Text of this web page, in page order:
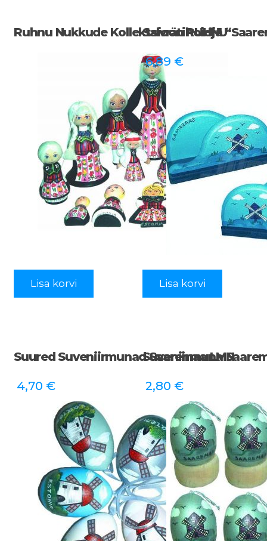
Ruhnu Nukkude Kollektsioon RUHNU
Lisa korvi
Salvrätihoidja
6,89 €
Lisa korvi
Suured Suveniirmunad Saaremaa LMN
4,70 €
Suveniirmuna
2,80 €